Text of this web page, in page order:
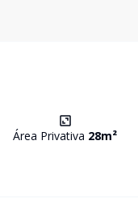
Área Privativa 28m²